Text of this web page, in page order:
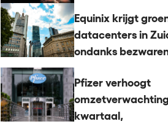
Equinix krijgt
datacenters in
ondanks
Pfizer verhoogt
kwartaal,